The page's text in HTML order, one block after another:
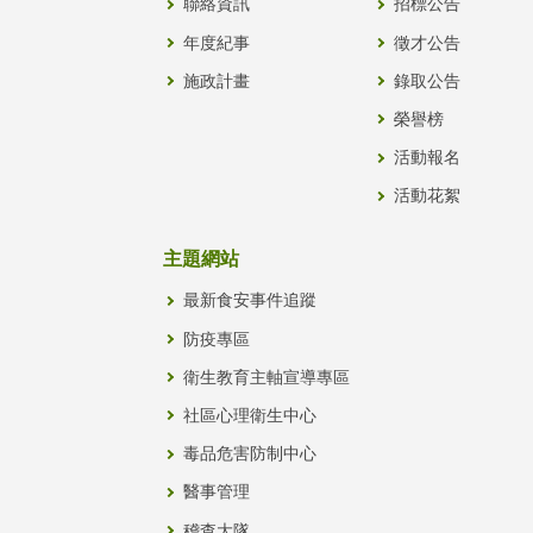
聯絡資訊
年度紀事
施政計畫
招標公告
徵才公告
錄取公告
榮譽榜
活動報名
活動花絮
主題網站
最新食安事件追蹤
防疫專區
衛生教育主軸宣導專區
社區心理衛生中心
毒品危害防制中心
醫事管理